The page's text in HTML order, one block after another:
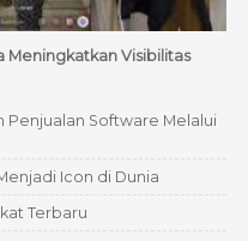
Meningkatkan Visibilitas
Penjualan Software Melalui
Icon di Dunia
Terbaru